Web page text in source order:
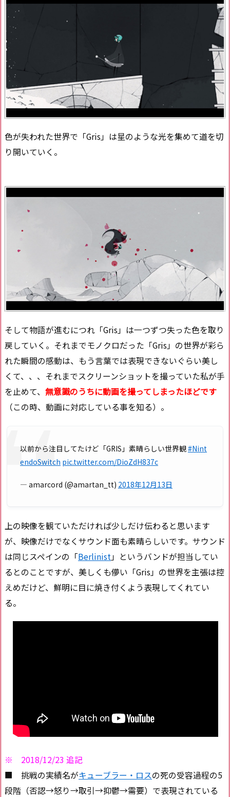
色が失われた世界で「Gris」は星のような光を集めて道を切
り開いていく。
そして物語が進むにつれ「Gris」は一つずつ失った色を取り
戻していく。それまでモノクロだった「Gris」の世界が彩ら
れた瞬間の感動は、もう言葉では表現できないぐらい美し
くて、、、それまでスクリーンショットを撮っていた私が手
を止めて、 無意識のうちに動画を撮ってしまったほどです
（この時、動画に対応している事を知る）。
以前から注目してたけど「GRIS」素晴らしい世界観#Nint
endoSwitch pic.twitter.com/DioZdH837c
— amarcord (@amartan_tt) 2018年12月13日
上の映像を観ていただければ少しだけ伝わると思います
が、映像だけでなくサウンド面も素晴らしいです。サウンド
は同じスペインの「Berlinist 」というバンドが担当してい
るとのことですが、美しくも儚い「Gris」の世界を主張は控
えめだけど、鮮明に目に焼き付くよう表現してくれてい
る。
※ 2018/12/23 追記
■ 挑戦の実績名がキューブラー・ロスの死の受容過程の5
段階（否認→怒り→取引→抑鬱→需要）で表現されている